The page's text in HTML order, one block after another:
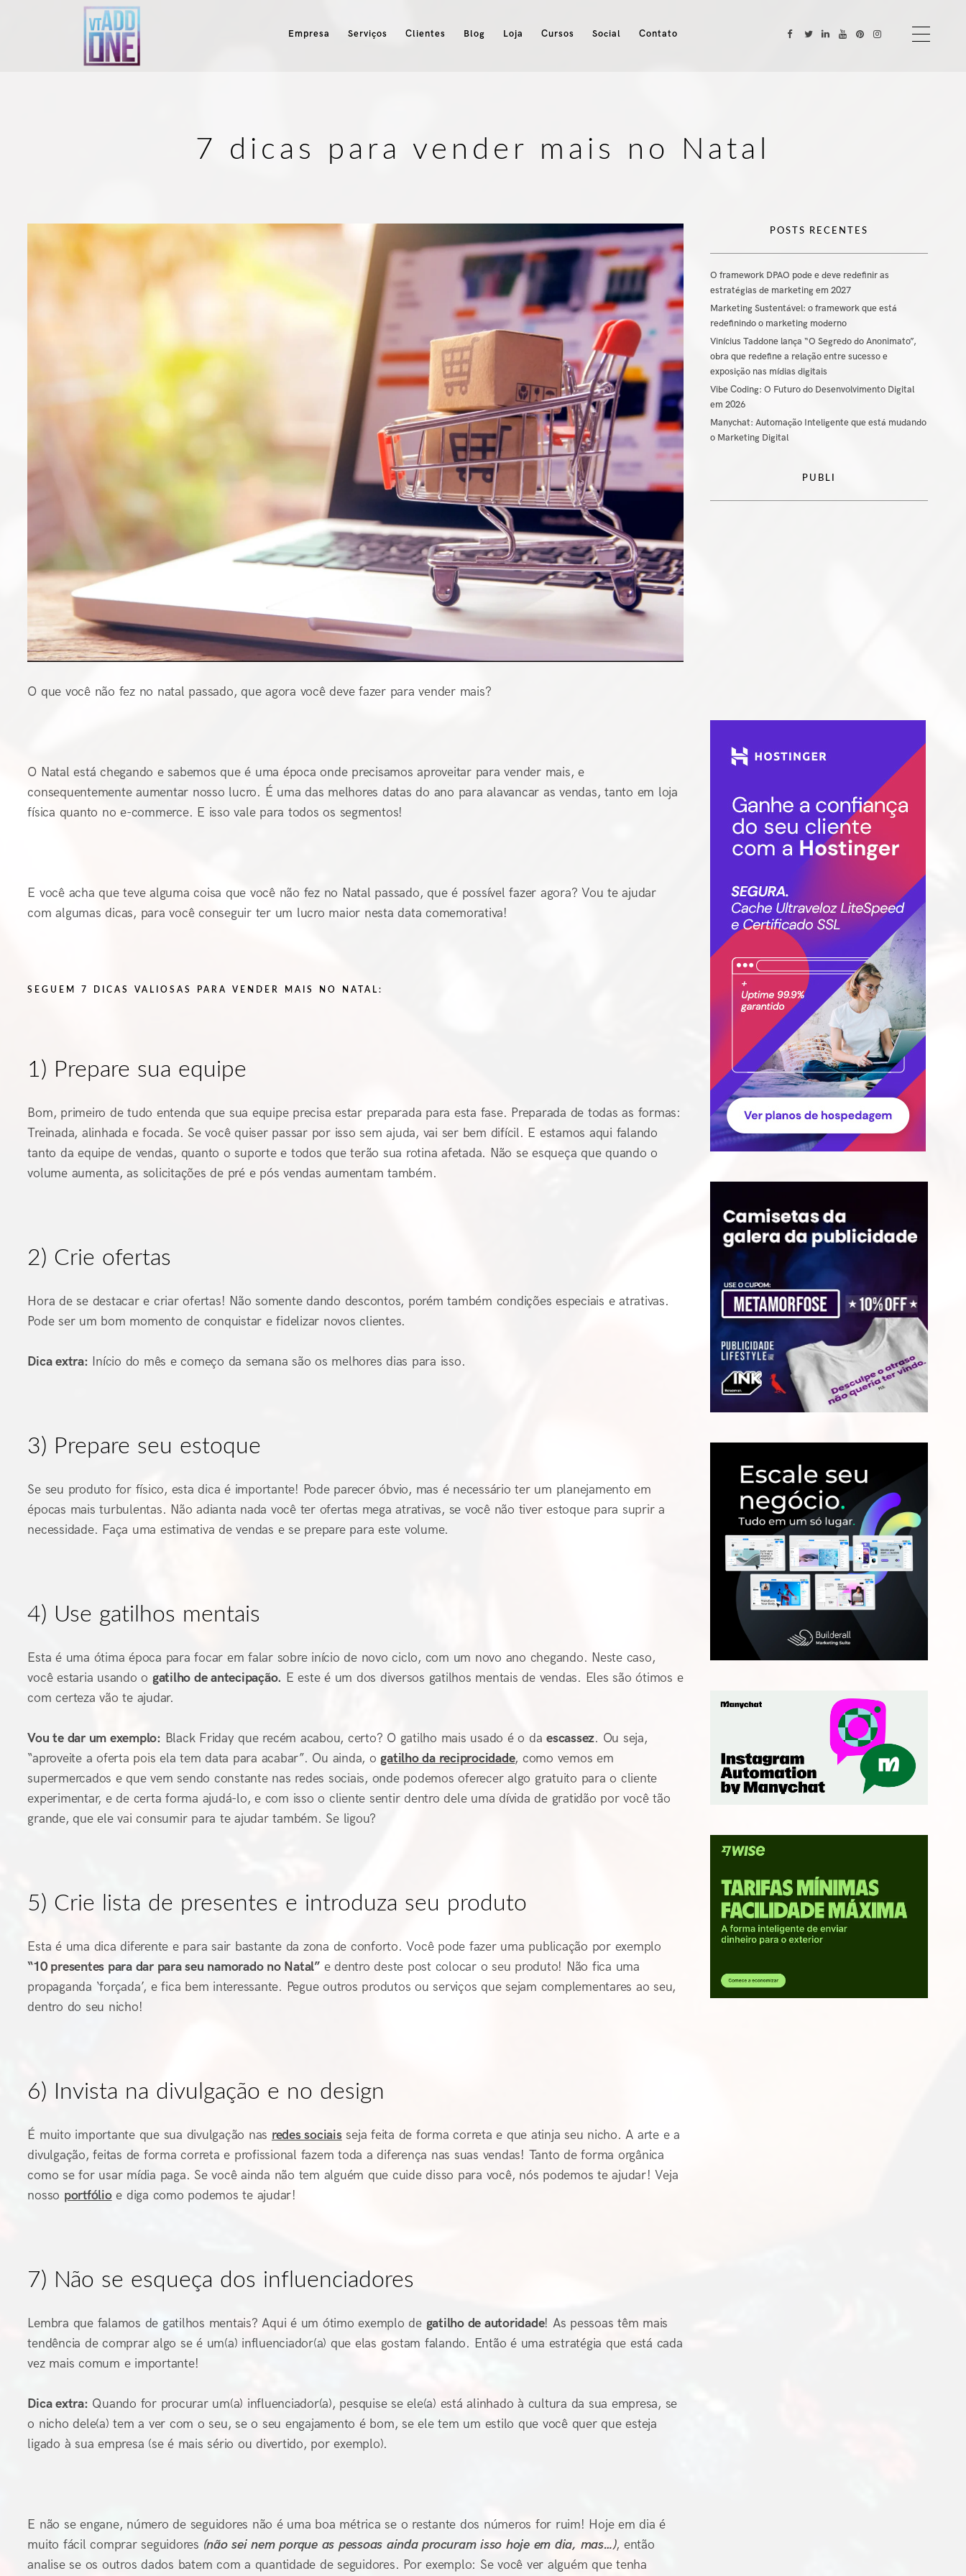
Empresa Serviços Clientes Blog Loja Cursos Social Contato
7 dicas para vender mais no Natal
O que você não fez no natal passado, que agora você deve fazer para vender mais?
O Natal está chegando e sabemos que é uma época onde precisamos aproveitar para vender mais, e
consequentemente aumentar nosso lucro. É uma das melhores datas do ano para alavancar as vendas, tanto em loja
física quanto no e-commerce. E isso vale para todos os segmentos!
E você acha que teve alguma coisa que você não fez no Natal passado, que é possível fazer agora? Vou te ajudar
com algumas dicas, para você conseguir ter um lucro maior nesta data comemorativa!
SEGUEM 7 DICAS VALIOSAS PARA VENDER MAIS NO NATAL:
1) Prepare sua equipe
Bom, primeiro de tudo entenda que sua equipe precisa estar preparada para esta fase. Preparada de todas as formas:
Treinada, alinhada e focada. Se você quiser passar por isso sem ajuda, vai ser bem difícil. E estamos aqui falando
tanto da equipe de vendas, quanto o suporte e todos que terão sua rotina afetada. Não se esqueça que quando o
volume aumenta, as solicitações de pré e pós vendas aumentam também.
2) Crie ofertas
Hora de se destacar e criar ofertas! Não somente dando descontos, porém também condições especiais e atrativas.
Pode ser um bom momento de conquistar e fidelizar novos clientes.
Dica extra: Início do mês e começo da semana são os melhores dias para isso.
3) Prepare seu estoque
Se seu produto for físico, esta dica é importante! Pode parecer óbvio, mas é necessário ter um planejamento em
épocas mais turbulentas. Não adianta nada você ter ofertas mega atrativas, se você não tiver estoque para suprir a
necessidade. Faça uma estimativa de vendas e se prepare para este volume.
4) Use gatilhos mentais
Esta é uma ótima época para focar em falar sobre início de novo ciclo, com um novo ano chegando. Neste caso,
você estaria usando o gatilho de antecipação. E este é um dos diversos gatilhos mentais de vendas. Eles são ótimos e
com certeza vão te ajudar.
Vou te dar um exemplo: Black Friday que recém acabou, certo? O gatilho mais usado é o daescassez. Ou seja,
“aproveite a oferta pois ela tem data para acabar”. Ou ainda, ogatilho da reciprocidade, como vemos em
supermercados e que vem sendo constante nas redes sociais, onde podemos oferecer algo gratuito para o cliente
experimentar, e de certa forma ajudá-lo, e com isso o cliente sentir dentro dele uma dívida de gratidão por você tão
grande, que ele vai consumir para te ajudar também. Se ligou?
5) Crie lista de presentes e introduza seu produto
Esta é uma dica diferente e para sair bastante da zona de conforto. Você pode fazer uma publicação por exemplo
“10 presentes para dar para seu namorado no Natal”e dentro deste post colocar o seu produto! Não fica uma
propaganda ‘forçada’, e fica bem interessante. Pegue outros produtos ou serviços que sejam complementares ao seu,
dentro do seu nicho!
6) Invista na divulgação e no design
É muito importante que sua divulgação nas redes sociais seja feita de forma correta e que atinja seu nicho. A arte e a
divulgação, feitas de forma correta e profissional fazem toda a diferença nas suas vendas! Tanto de forma orgânica
como se for usar mídia paga. Se você ainda não tem alguém que cuide disso para você, nós podemos te ajudar! Veja
nosso portfólioe diga como podemos te ajudar!
7) Não se esqueça dos influenciadores
Lembra que falamos de gatilhos mentais? Aqui é um ótimo exemplo de gatilho de autoridade! As pessoas têm mais
tendência de comprar algo se é um(a) influenciador(a) que elas gostam falando. Então é uma estratégia que está cada
vez mais comum e importante!
Dica extra: Quando for procurar um(a) influenciador(a), pesquise se ele(a) está alinhado à cultura da sua empresa, se
o nicho dele(a) tem a ver com o seu, se o seu engajamento é bom, se ele tem um estilo que você quer que esteja
ligado à sua empresa (se é mais sério ou divertido, por exemplo).
E não se engane, número de seguidores não é uma boa métrica se o restante dos números for ruim! Hoje em dia é
muito fácil comprar seguidores (não sei nem porque as pessoas ainda procuram isso hoje em dia, mas…), então
analise se os outros dados batem com a quantidade de seguidores. Por exemplo: Se você ver alguém que tenha
POSTS RECENTES
O framework DPAO pode e deve redefinir as
estratégias de marketing em 2027
Marketing Sustentável: o framework que está
redefinindo o marketing moderno
Vinícius Taddone lança “O Segredo do Anonimato”,
obra que redefine a relação entre sucesso e
exposição nas mídias digitais
Vibe Coding: O Futuro do Desenvolvimento Digital
em 2026
Manychat: Automação Inteligente que está mudando
o Marketing Digital
PUBLI